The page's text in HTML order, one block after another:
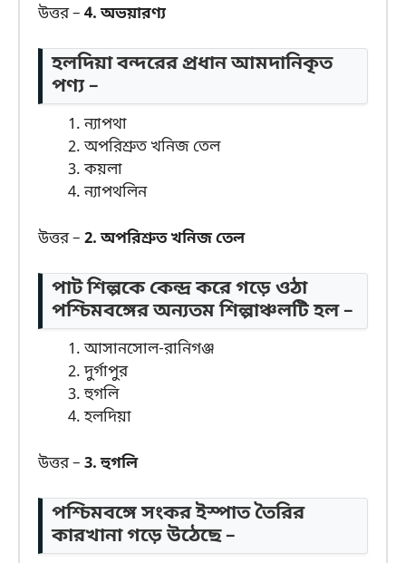
উত্তর – 4. অভয়ারণ্য
হলদিয়া বন্দরের প্রধান আমদানিকৃত
পণ্য –
ন্যাপথা
অপরিশ্রুত খনিজ তেল
কয়লা
ন্যাপথলিন
উত্তর – 2. অপরিশ্রুত খনিজ তেল
পাট শিল্পকে কেন্দ্র করে গড়ে ওঠা
পশ্চিমবঙ্গের অন্যতম শিল্পাঞ্চলটি হল –
আসানসোল-রানিগঞ্জ
দুর্গাপুর
হুগলি
হলদিয়া
উত্তর – 3. হুগলি
পশ্চিমবঙ্গে সংকর ইস্পাত তৈরির
কারখানা গড়ে উঠেছে –